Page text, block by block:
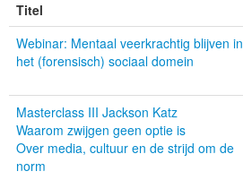
Contact
Over
Titel
Webinar: Mentaal veerkrachtig blijven in
het (forensisch) sociaal domein
Masterclass III Jackson Katz
Waarom zwijgen geen optie is
Over media, cultuur en de strijd om de
norm